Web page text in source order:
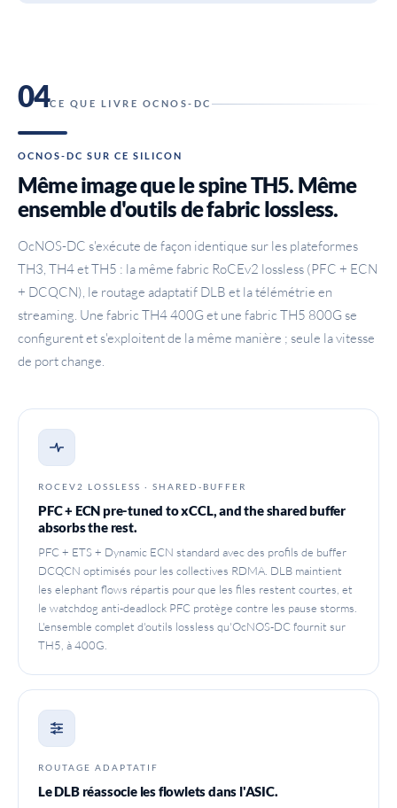
04CE QUE LIVRE OCNOS-DC
OCNOS-DC SUR CE SILICON
Même image que le spine TH5. Même
ensemble d'outils de fabric lossless.
OcNOS-DC s'exécute de façon identique sur les plateformes
TH3, TH4 et TH5 : la même fabric RoCEv2 lossless (PFC + ECN
+ DCQCN), le routage adaptatif DLB et la télémétrie en
streaming. Une fabric TH4 400G et une fabric TH5 800G se
configurent et s'exploitent de la même manière ; seule la vitesse
de port change.
ROCEV2 LOSSLESS · SHARED-BUFFER
PFC + ECN pre-tuned to xCCL, and the shared buffer
absorbs the rest.
PFC + ETS + Dynamic ECN standard avec des profils de buffer
DCQCN optimisés pour les collectives RDMA. DLB maintient
les elephant flows répartis pour que les files restent courtes, et
le watchdog anti-deadlock PFC protège contre les pause storms.
L'ensemble complet d'outils lossless qu'OcNOS-DC fournit sur
TH5, à 400G.
ROUTAGE ADAPTATIF
Le DLB réassocie les flowlets dans l'ASIC.